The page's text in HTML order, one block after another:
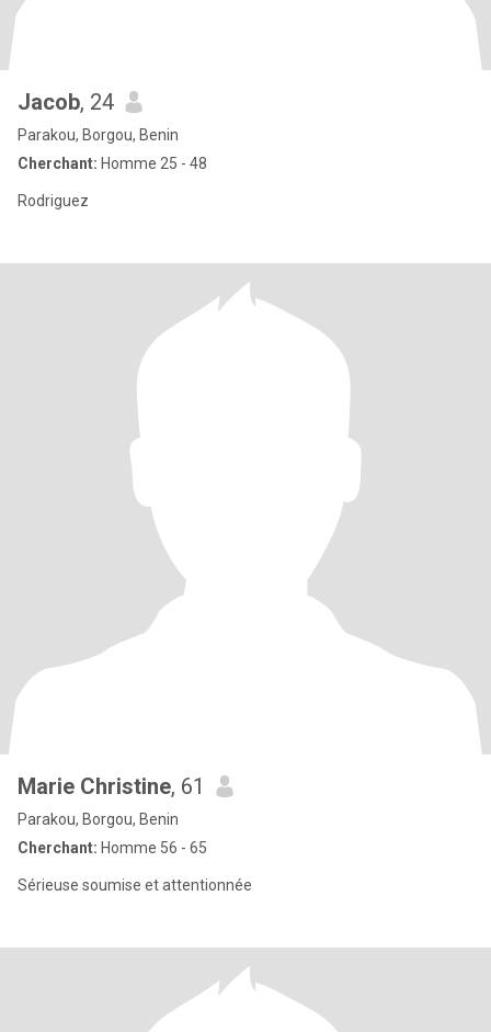
Jacob, 24
Parakou, Borgou, Benin
Cherchant: Homme 25 - 48
Rodriguez
Marie Christine, 61
Parakou, Borgou, Benin
Cherchant: Homme 56 - 65
Sérieuse soumise et attentionnée